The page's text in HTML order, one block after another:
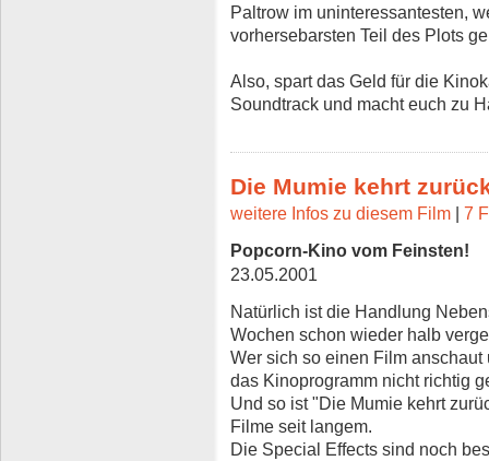
Paltrow im uninteressantesten,
vorhersebarsten Teil des Plots
Also, spart das Geld für die
Soundtrack und macht euch zu
Die Mumie kehrt
weitere Infos zu diesem Film
7
Popcorn-Kino vom Feinsten!
23.05.2001
Natürlich ist die Handlung
Wochen schon wieder halb
Wer sich so einen Film
das Kinoprogramm nicht richtig
Und so ist "Die Mumie kehrt
Filme seit langem.
Die Special Effects sind noch